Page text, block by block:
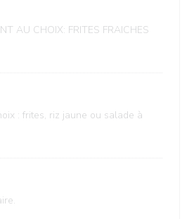
AU CHOIX: FRITES FRAICHES
: frites, riz jaune ou salade à